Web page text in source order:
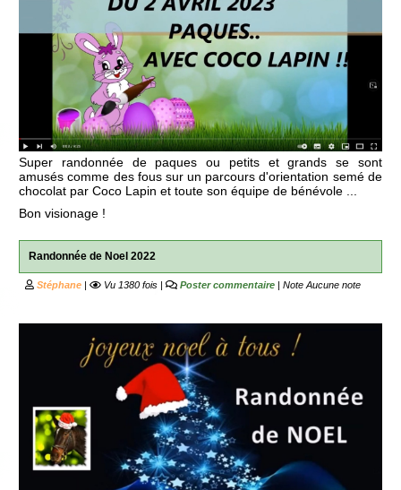
Super randonnée de paques ou petits et grands se sont
amusés comme des fous sur un parcours d'orientation semé de
chocolat par Coco Lapin et toute son équipe de bénévole ...
Bon visionage !
Randonnée de Noel 2022
Stéphane | Vu 1380 fois | Poster commentaire | NoteAucune note